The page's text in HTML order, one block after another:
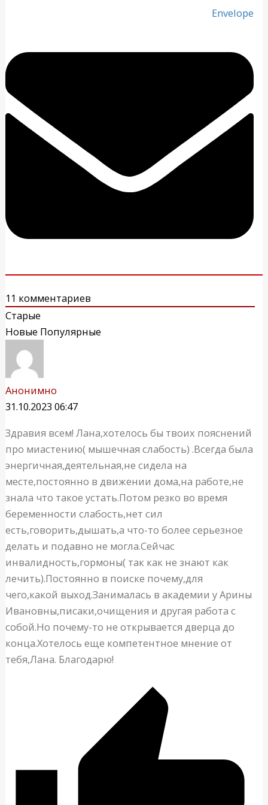
Envelope
11 комментариев
Старые
Новые Популярные
Анонимно
31.10.2023 06:47
Здравия всем! Лана,хотелось бы твоих пояснений
про миастению( мышечная слабость) .Всегда была
энергичная,деятельная,не сидела на
месте,постоянно в движении дома,на работе,не
знала что такое устать.Потом резко во время
беременности слабость,нет сил
есть,говорить,дышать,а что-то более серьезное
делать и подавно не могла.Сейчас
инвалидность,гормоны( так как не знают как
лечить).Постоянно в поиске почему,для
чего,какой выход.Занималась в академии у Арины
Ивановны,писаки,очищения и другая работа с
собой.Но почему-то не открывается дверца до
конца.Хотелось еще компетентное мнение от
тебя,Лана. Благодарю!